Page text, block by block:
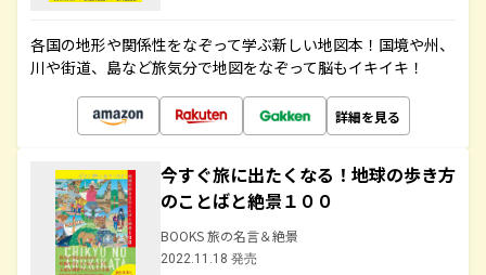
各国の地形や関係性をなぞって学ぶ新しい地図本！国境や州、
川や街道、島など旅気分で地図をなぞって脳もイキイキ！
詳細を見る
今すぐ旅に出たくなる！地球の歩き方
のことばと絶景１００
BOOKS 旅の名言＆絶景
2022.11.18 発売